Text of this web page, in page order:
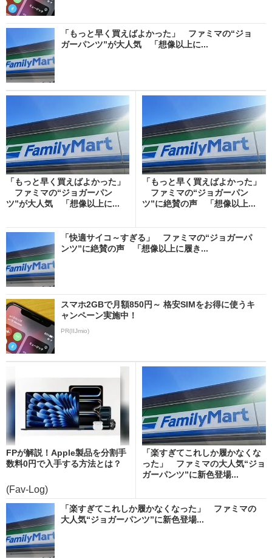
「もっと早く買えばよかった」 ファミマの“ジョ
ガーパンツ”が大人気 「想像以上に...
「もっと早く買えばよかった」
ファミマの“ジョガーパン
ツ”が大人気 「想像以上に...
「もっと早く買えばよかった」
ファミマの“ジョガーパン
ツ”に絶賛の声 「想像以上...
「快適サイコ～すぎる」 ファミマの“ジョガーパ
ンツ”に絶賛の声 「想像以上に履き...
スマホ2GBで月額850円～ 格安SIMをお得に使うキ
ャンペーン実施中！
PR(IIJmio)
FPが解説！Apple製品を分割手
数料0円で入手する方法とは？
(Fav-Log)
「楽すぎてこれしか履かなくな
った」 ファミマの大人気“ジョ
ガーパンツ”に新色登場...
「楽すぎてこれしか履かなくなった」 ファミマの
大人気“ジョガーパンツ”に新色登場...